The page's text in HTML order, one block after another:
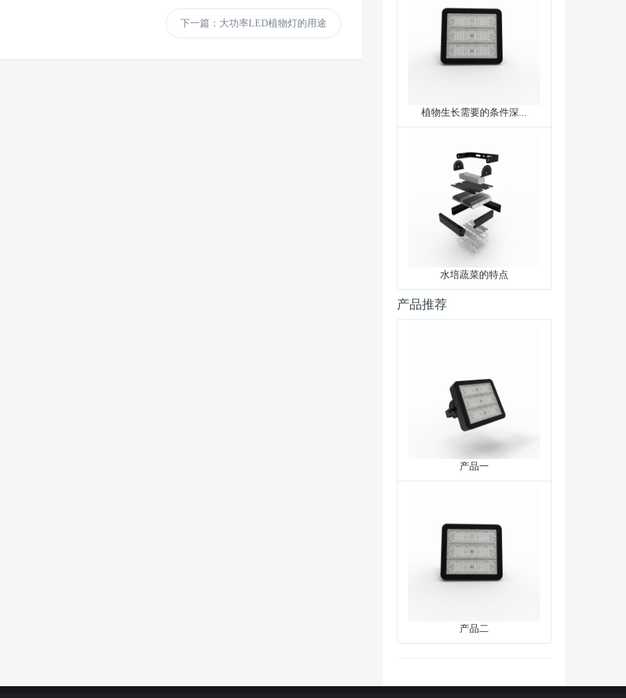
下一篇：大功率LED植物灯的用途
植物生长需要的条件深...
水培蔬菜的特点
产品推荐
产品一
产品二